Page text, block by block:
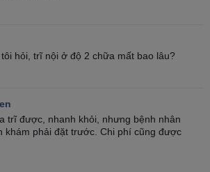
hỏi, trĩ nội ở độ 2 chữa mất bao lâu?
trĩ được, nhanh khỏi, nhưng bệnh nhân
khám phải đặt trước. Chi phí cũng được